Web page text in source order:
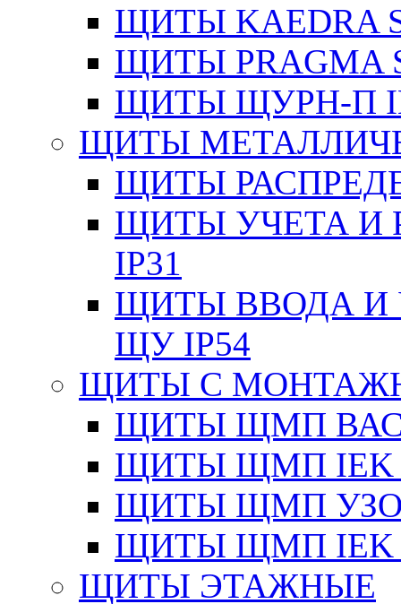
ЩИТЫ KAEDRA
ЩИТЫ PRAGMA
ЩИТЫ ЩУРН-П
ЩИТЫ
ЩИТЫ
ЩИТЫ УЧЕТА И
IP31
ЩИТЫ ВВОДА И
ЩУ IP54
ЩИТЫ С
ЩИТЫ ЩМП ВАС
ЩИТЫ ЩМП IEK
ЩИТЫ ЩМП
ЩИТЫ ЩМП IEK
ЩИТЫ ЭТАЖНЫЕ